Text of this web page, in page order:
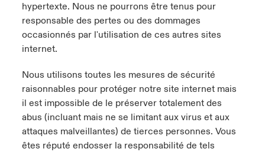
hypertexte. Nous ne pourrons être tenus pour
responsable des pertes ou des dommages
occasionnés par l'utilisation de ces autres sites
internet.
Nous utilisons toutes les mesures de sécurité
raisonnables pour protéger notre site internet mais
il est impossible de le préserver totalement des
abus (incluant mais ne se limitant aux virus et aux
attaques malveillantes) de tierces personnes. Vous
êtes réputé endosser la responsabilité de tels